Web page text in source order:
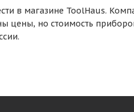
в магазине ToolHaus.
но стоимость